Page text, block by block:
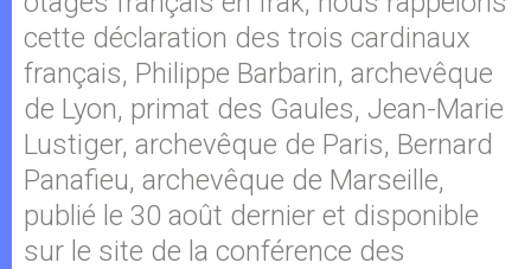
cette déclaration des trois cardinaux
français, Philippe Barbarin, archevêque
de Lyon, primat des Gaules, Jean-Marie
Lustiger, archevêque de Paris, Bernard
Panafieu, archevêque de Marseille,
publié le 30 août dernier et disponible
sur le site de la conférence des